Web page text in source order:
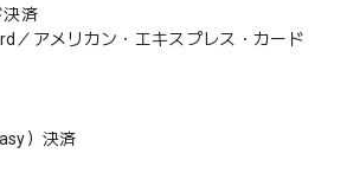
済
アメリカン・エキスプレス・カード
）決済